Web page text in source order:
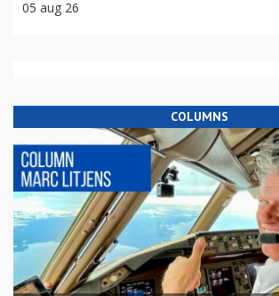
05 aug 26
COLUMNS